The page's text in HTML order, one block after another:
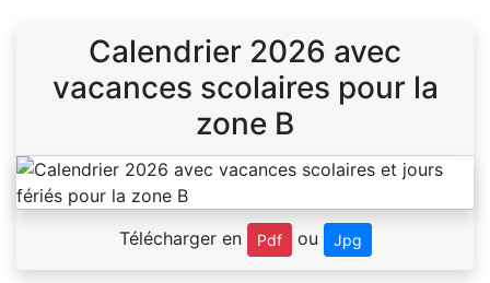
Calendrier 2026 avec
vacances scolaires pour la
zone B
Télécharger en Pdf ou Jpg